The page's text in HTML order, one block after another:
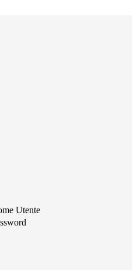
Utente